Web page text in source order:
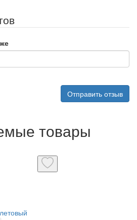
Отправить отзыв
товары